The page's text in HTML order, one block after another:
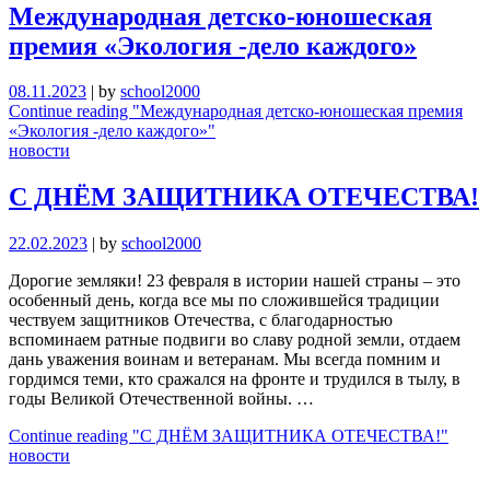
Международная детско-юношеская
премия «Экология -дело каждого»
08.11.2023 | by school2000
Continue reading "Международная детско-юношеская премия
«Экология -дело каждого»"
новости
С ДНЁМ ЗАЩИТНИКА ОТЕЧЕСТВА!
22.02.2023 | by school2000
Дорогие земляки! 23 февраля в истории нашей страны – это
особенный день, когда все мы по сложившейся традиции
чествуем защитников Отечества, с благодарностью
вспоминаем ратные подвиги во славу родной земли, отдаем
дань уважения воинам и ветеранам. Мы всегда помним и
гордимся теми, кто сражался на фронте и трудился в тылу, в
годы Великой Отечественной войны. …
Continue reading "С ДНЁМ ЗАЩИТНИКА ОТЕЧЕСТВА!"
новости